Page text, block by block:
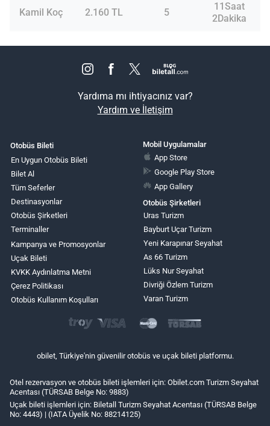
Kamil Koç 2.160 TL 5
11Saat
2Dakika
Yardıma mı ihtiyacınız var?
Yardım ve İletişim
Otobüs Bileti
En Uygun Otobüs Bileti
Bilet Al
Tüm Seferler
Destinasyonlar
Otobüs Şirketleri
Terminaller
Kampanya ve Promosyonlar
Uçak Bileti
KVKK Aydınlatma Metni
Çerez Politikası
Otobüs Kullanım Koşulları
Mobil Uygulamalar
App Store
Google Play Store
App Gallery
Otobüs Şirketleri
Uras Turizm
Bayburt Uçar Turizm
Yeni Karapınar Seyahat
As 66 Turizm
Lüks Nur Seyahat
Divriği Özlem Turizm
Varan Turizm
obilet, Türkiye'nin güvenilir otobüs ve uçak bileti platformu.
Otel rezervasyon ve otobüs bileti işlemleri için: Obilet.com Turizm Seyahat
Acentası (TÜRSAB Belge No: 9883)
Uçak bileti işlemleri için: Biletall Turizm Seyahat Acentası (TÜRSAB Belge
No: 4443) | (IATA Üyelik No: 88214125)